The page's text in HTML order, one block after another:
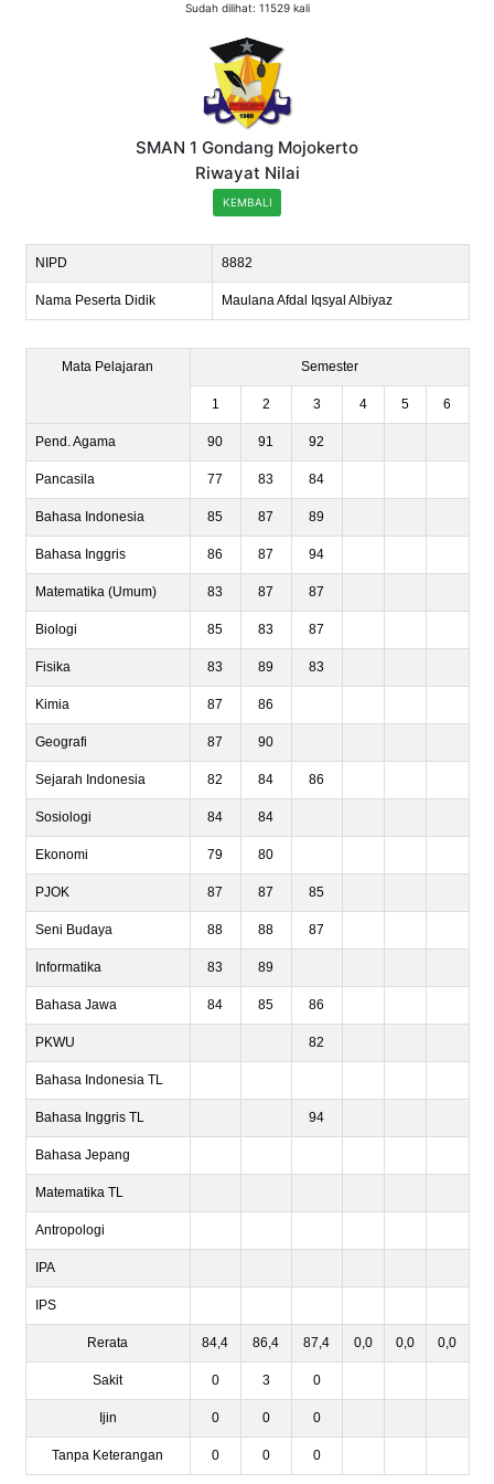
Sudah dilihat: 11529 kali
SMAN 1 Gondang Mojokerto
Riwayat Nilai
KEMBALI
NIPD 8882
Nama Peserta Didik Maulana Afdal Iqsyal Albiyaz
Mata Pelajaran Semester
1 2 3 4 5 6
Pend. Agama 90 91 92
Pancasila 77 83 84
Bahasa Indonesia 85 87 89
Bahasa Inggris 86 87 94
Matematika (Umum) 83 87 87
Biologi 85 83 87
Fisika 83 89 83
Kimia 87 86
Geografi 87 90
Sejarah Indonesia 82 84 86
Sosiologi 84 84
Ekonomi 79 80
PJOK 87 87 85
Seni Budaya 88 88 87
Informatika 83 89
Bahasa Jawa 84 85 86
PKWU 82
Bahasa Indonesia TL
Bahasa Inggris TL 94
Bahasa Jepang
Matematika TL
Antropologi
IPA
IPS
Rerata 84,4 86,4 87,4 0,0 0,0 0,0
Sakit 0 3 0
Ijin 0 0 0
Tanpa Keterangan 0 0 0